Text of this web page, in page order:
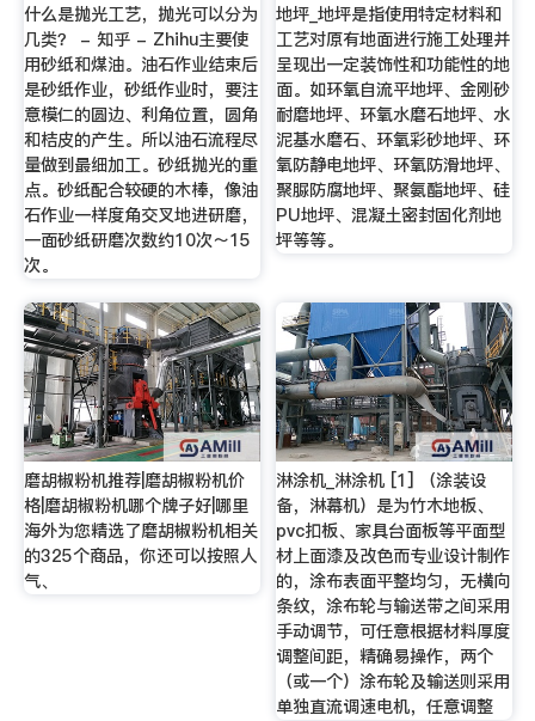
什么是抛光工艺，抛光可以分为
几类？ - 知乎 - Zhihu主要使
用砂纸和煤油。油石作业结束后
是砂纸作业，砂纸作业时，要注
意模仁的圆边、利角位置，圆角
和桔皮的产生。所以油石流程尽
量做到最细加工。砂纸抛光的重
点。砂纸配合较硬的木棒，像油
石作业一样度角交叉地进研磨，
一面砂纸研磨次数约10次～15
次。
地坪_地坪是指使用特定材料和
工艺对原有地面进行施工处理并
呈现出一定装饰性和功能性的地
面。如环氧自流平地坪、金刚砂
耐磨地坪、环氧水磨石地坪、水
泥基水磨石、环氧彩砂地坪、环
氧防静电地坪、环氧防滑地坪、
聚脲防腐地坪、聚氨酯地坪、硅
PU地坪、混凝土密封固化剂地
坪等等。
磨胡椒粉机推荐|磨胡椒粉机价
格|磨胡椒粉机哪个牌子好|哪里
海外为您精选了磨胡椒粉机相关
的325个商品，你还可以按照人
气、
淋涂机_淋涂机 [1] （涂装设
备，淋幕机）是为竹木地板、
pvc扣板、家具台面板等平面型
材上面漆及改色而专业设计制作
的，涂布表面平整均匀，无横向
条纹，涂布轮与输送带之间采用
手动调节，可任意根据材料厚度
调整间距，精确易操作，两个
（或一个）涂布轮及输送则采用
单独直流调速电机，任意调整